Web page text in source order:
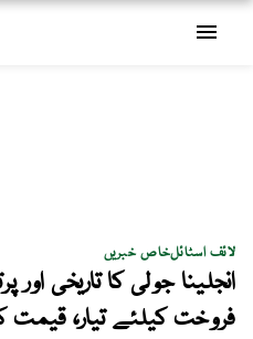
menu
لائف اسٹائلخاص خبریں
انجلینا جولی کا تاریخی
فروخت کیلئے تیار، قیمت